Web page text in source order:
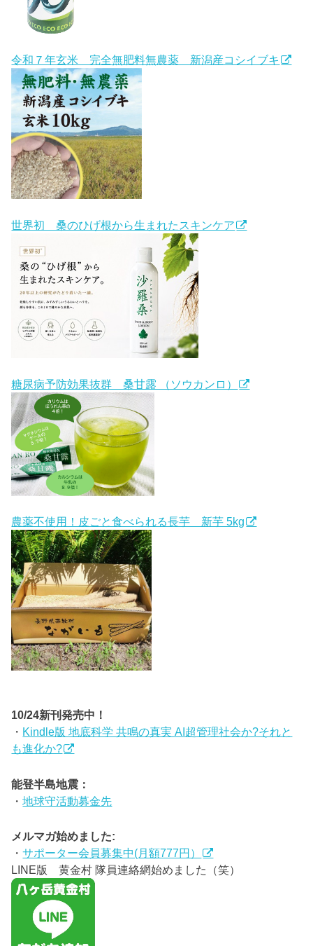
令和７年玄米 完全無肥料無農薬 新潟産コシイブキ
世界初 桑のひげ根から生まれたスキンケア
糖尿病予防効果抜群 桑甘露 （ソウカンロ）
農薬不使用！皮ごと食べられる長芋 新芋 5kg
10/24新刊発売中！
・ Kindle版 地底科学 共鳴の真実 AI超管理社会か?それと
も進化か?
能登半島地震：
・地球守活動募金先
メルマガ始めました:
・サポーター会員募集中(月額777円）
LINE版 黄金村 隊員連絡網始めました（笑）